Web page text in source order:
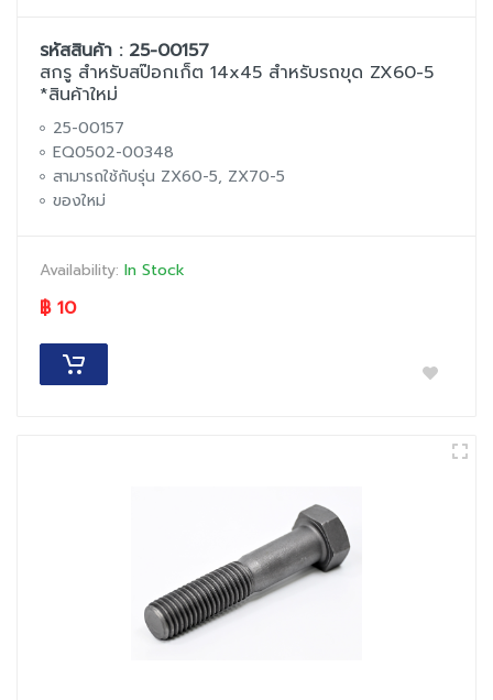
รหัสสินค้า : 25-00157
สกรู สำหรับสป๊อกเก็ต 14x45 สำหรับรถขุด ZX60-5
*สินค้าใหม่
25-00157
EQ0502-00348
สามารถใช้กับรุ่น ZX60-5, ZX70-5
ของใหม่
Availability: In Stock
฿ 10